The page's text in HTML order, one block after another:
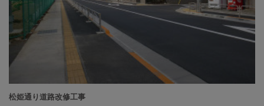
松姫通り道路改修工事